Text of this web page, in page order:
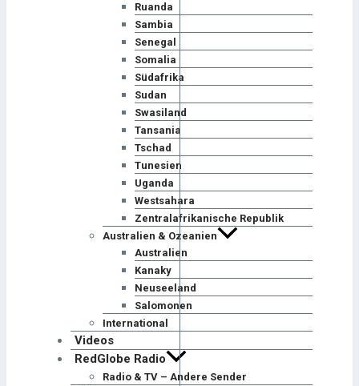
Ruanda
Sambia
Senegal
Somalia
Südafrika
Sudan
Swasiland
Tansania
Tschad
Tunesien
Uganda
Westsahara
Zentralafrikanische Republik
Australien & Ozeanien
Australien
Kanaky
Neuseeland
Salomonen
International
Videos
RedGlobe Radio
Radio & TV – Andere Sender